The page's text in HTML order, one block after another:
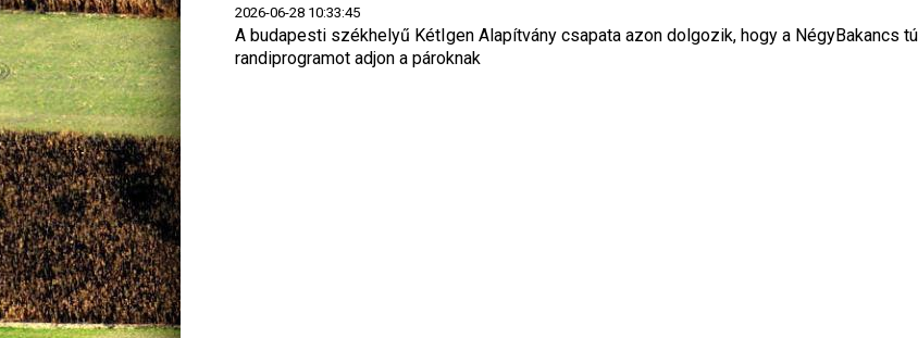
2026-06-28 10:33:45
A budapesti székhelyű KétIgen Alapítvány csapata azon dolgozik, hogy a NégyBakancs
randiprogramot adjon a pároknak